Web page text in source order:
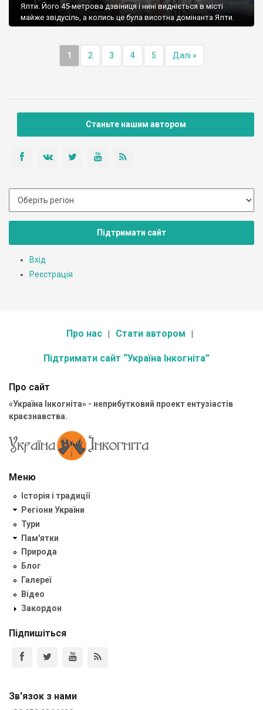
Ялти. Його 45-метрова дзвіниця і нині видніється в місті
майже звідусіль, а колись це була висотна домінанта Ялти.
1 2 3 4 5 Далі »
Станьте нашим автором
Підтримати сайт
Вхід
Реєстрація
Про нас Стати автором
Підтримати сайт “Україна Інкогніта”
Про сайт
«Україна Інкогніта» - неприбутковий проект ентузіастів
краєзнавства.
Меню
Історія і традиції
Регіони України
Тури
Пам'ятки
Природа
Блог
Галереї
Відео
Закордон
Підпишіться
Зв'язок з нами